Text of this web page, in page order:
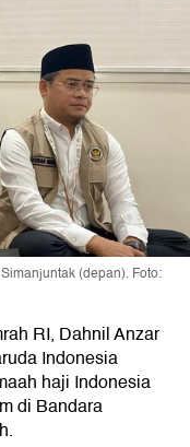
(depan). Foto:
RI, Dahnil Anzar
Indonesia
haji Indonesia
di Bandara